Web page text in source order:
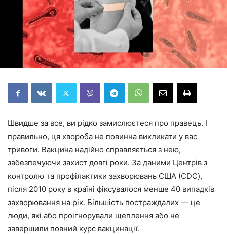
Швидше за все, ви рідко замислюєтеся про правець. І
правильно, ця хвороба не повинна викликати у вас
тривоги. Вакцина надійно справляється з нею,
забезпечуючи захист довгі роки. За даними Центрів з
контролю та профілактики захворювань США (CDC),
після 2010 року в країні фіксувалося менше 40 випадків
захворювання на рік. Більшість постраждалих — це
люди, які або проігнорували щеплення або не
завершили повний курс вакцинації.